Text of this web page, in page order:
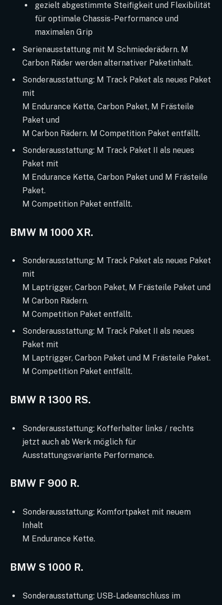
gezielt abgestimmte Steifigkeit und Flexibilität
für optimale Chassis-Performance und
maximalen Grip
Serienausstattung mit M Schmiederädern. M
Carbon Räder werden alternativer Paketinhalt.
Sonderausstattung: M Track Paket als neues Paket
mit
M Endurance Kette, Carbon Paket, M Frästeile
Paket und
M Carbon Rädern. M Competition Paket entfällt.
Sonderausstattung: M Track Paket II als neues
Paket mit
M Endurance Kette, Carbon Paket und M Frästeile
Paket.
M Competition Paket entfällt.
BMW M 1000 XR.
Sonderausstattung: M Track Paket als neues Paket
mit
M Laptrigger, Carbon Paket, M Frästeile Paket und
M Carbon Rädern.
M Competition Paket entfällt.
Sonderausstattung: M Track Paket II als neues
Paket mit
M Laptrigger, Carbon Paket und M Frästeile Paket.
M Competition Paket entfällt.
BMW R 1300 RS.
Sonderausstattung: Kofferhalter links / rechts
jetzt auch ab Werk möglich für
Ausstattungsvariante Performance.
BMW F 900 R.
Sonderausstattung: Komfortpaket mit neuem
Inhalt
M Endurance Kette.
BMW S 1000 R.
Sonderausstattung: USB-Ladeanschluss im